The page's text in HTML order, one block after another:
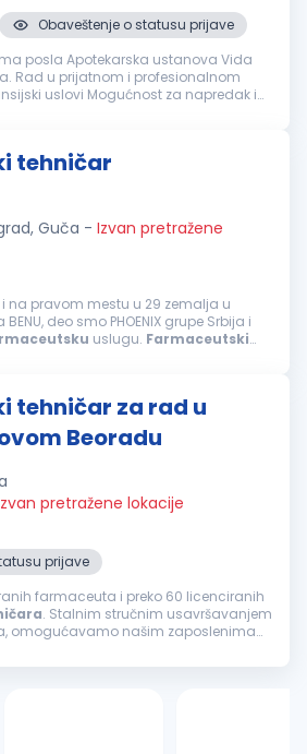
Obaveštenje o statusu prijave
posla Apotekarska ustanova Vida
uslovi Mogućnost za napredak i
tehničar
Guča - Izvan pretražene
na pravom mestu u 29 zemalja u
deo smo PHOENIX grupe Srbija i
uslugu. Farmaceutski
tehničar za rad u
Beoradu
pretražene lokacije
prijave
farmaceuta i preko 60 licenciranih
. Stalnim stručnim usavršavanjem
omogućavamo našim zaposlenima